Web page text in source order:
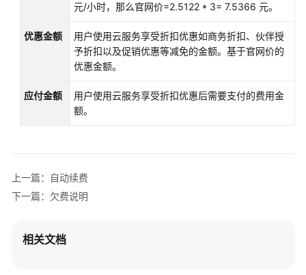
区
系
统
元/小时，那么官网价=2.5122 * 3= 7.5366 元。
优惠金额
用户使用云服务享受折扣优惠如商务折扣、伙伴授
予折扣以及促销优惠等减免的金额。基于官网价的
优惠金额。
应付金额
用户使用云服务享受折扣优惠后需要支付的费用金
额。
上一篇：自动续费
下一篇：欠费说明
相关文档